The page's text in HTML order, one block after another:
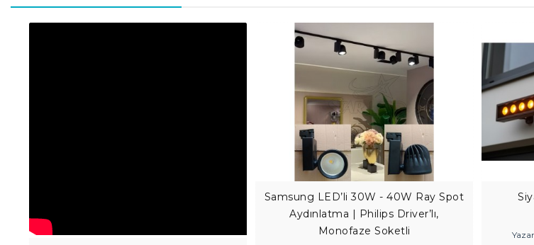
Samsung LED’li 30W - 40W Ray Spot
Aydınlatma | Philips Driver’lı,
Monofaze Soketli